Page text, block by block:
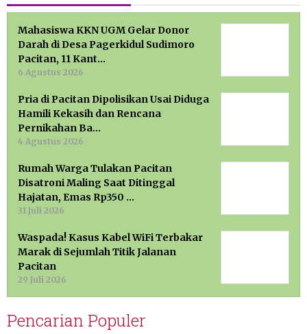
Mahasiswa KKN UGM Gelar Donor
Darah di Desa Pagerkidul Sudimoro
Pacitan, 11 Kant…
6 Agustus 2026
Pria di Pacitan Dipolisikan Usai Diduga
Hamili Kekasih dan Rencana
Pernikahan Ba…
4 Agustus 2026
Rumah Warga Tulakan Pacitan
Disatroni Maling Saat Ditinggal
Hajatan, Emas Rp350 …
31 Juli 2026
Waspada! Kasus Kabel WiFi Terbakar
Marak di Sejumlah Titik Jalanan
Pacitan
29 Juli 2026
Pencarian Populer